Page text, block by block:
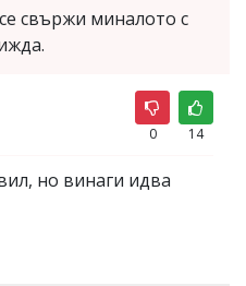
свържи миналото с
0 14
но винаги идва